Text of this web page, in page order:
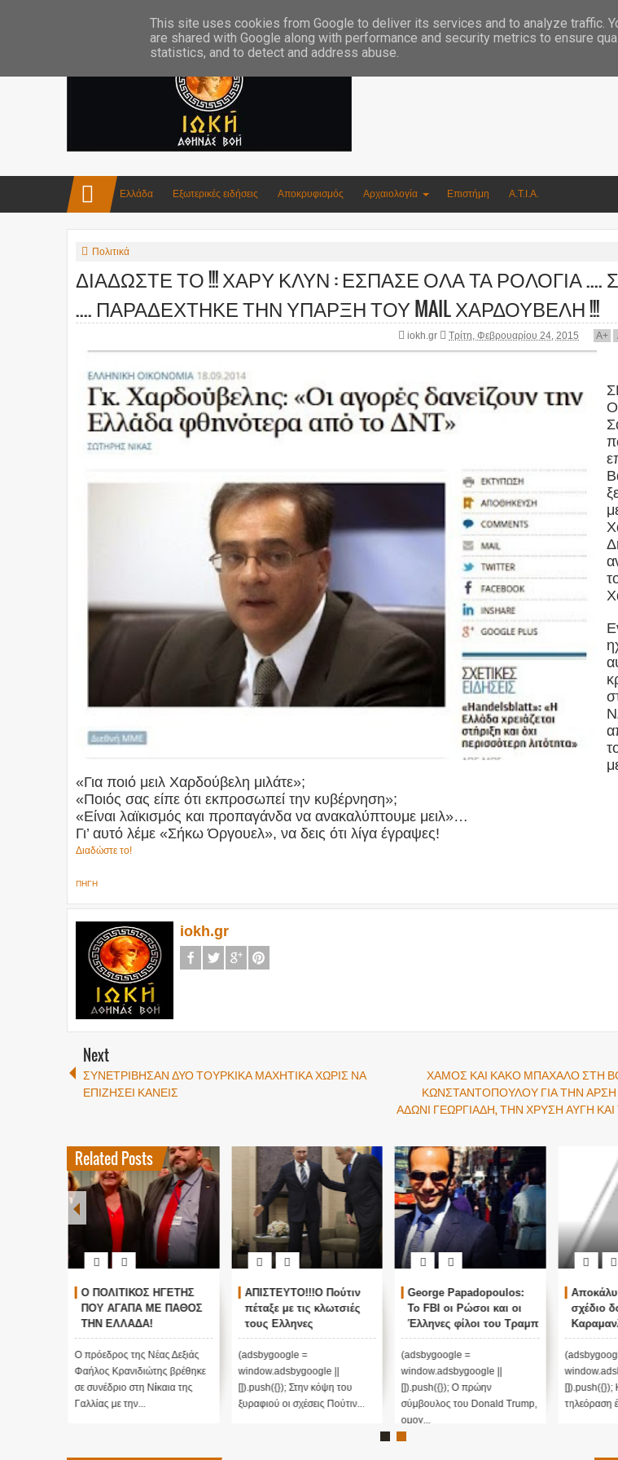
Ελλάδα Εξωτερικές ειδήσεις Αποκρυφισμός Αρχαιολογία Επιστήμη Α.Τ.Ι.Α.
Πολιτικά
ΔΙΑΔΩΣΤΕ ΤΟ !!! ΧΑΡΥ ΚΛΥΝ : ΕΣΠΑΣΕ ΟΛΑ ΤΑ ΡΟΛΟΓΙΑ ....
.... ΠΑΡΑΔΕΧΤΗΚΕ ΤΗΝ ΥΠΑΡΞΗ ΤΟΥ MAIL ΧΑΡΔΟΥΒΕΛΗ !!!
iokh.gr Τρίτη, Φεβρουαρίου 24, 2015 A+
«Για ποιό μειλ Χαρδούβελη μιλάτε»;
«Ποιός σας είπε ότι εκπροσωπεί την κυβέρνηση»;
«Είναι λαϊκισμός και προπαγάνδα να ανακαλύπτουμε μειλ»…
Γι’ αυτό λέμε «Σήκω Όργουελ», να δεις ότι λίγα έγραψες!
Διαδώστε το!
ΠΗΓΗ
iokh.gr
Next
ΣΥΝΕΤΡΙΒΗΣΑΝ ΔΥΟ ΤΟΥΡΚΙΚΑ ΜΑΧΗΤΙΚΑ ΧΩΡΙΣ ΝΑ
ΕΠΙΖΗΣΕΙ ΚΑΝΕΙΣ
ΧΑΜΟΣ ΚΑΙ ΚΑΚΟ ΜΠΑΧΑΛΟ ΣΤΗ
ΚΩΝΣΤΑΝΤΟΠΟΥΛΟΥ ΓΙΑ ΤΗΝ ΑΡΣΗ
ΑΔΩΝΙ ΓΕΩΡΓΙΑΔΗ, ΤΗΝ ΧΡΥΣΗ ΑΥΓΗ
Related Posts
Ο ΠΟΛΙΤΙΚΟΣ ΗΓΕΤΗΣ
ΠΟΥ ΑΓΑΠΑ ΜΕ ΠΑΘΟΣ
ΤΗΝ ΕΛΛΑΔΑ!
Κρανιδιώτης και Μαρίν
Λεπέν ενάντια στην
ισοπέδωση της
παγκοσμιοποίησης και
τον εποικισμό...!!!
Ο πρόεδρος της Νέας Δεξιάς
Φαήλος Κρανιδιώτης βρέθηκε
σε συνέδριο στη Νίκαια της
Γαλλίας με την...
ΑΠΙΣΤΕΥΤΟ!!!Ο Πούτιν
πέταξε με τις κλωτσιές
τους Ελληνες
αστυνομικούς από το
Αγιο Ορος!!! Παγωμένες
οι σχέσεις Αθήνας
Μόσχας!!!
(adsbygoogle =
window.adsbygoogle ||
[]).push({}); Στην κόψη του
ξυραφιού οι σχέσεις Πούτιν...
George Papadopoulos:
Το FBI οι Ρώσοι και οι
Έλληνες φίλοι του Τραμπ
(adsbygoogle =
window.adsbygoogle ||
[]).push({}); Ο πρώην
σύμβουλος του Donald Trump,
ομογ...
σχέδιο
οι
[]).push({});
τηλεόραση
This site uses cookies from Google to deliver its services and to analyze traffic.
are shared with Google along with performance and security metrics to ensure
statistics, and to detect and address abuse.